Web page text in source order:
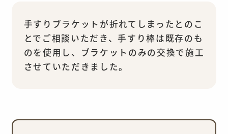
手すりブラケットが折れてしまったとのこ
とでご相談いただき、手すり棒は既存のも
のを使用し、ブラケットのみの交換で施工
させていただきました。